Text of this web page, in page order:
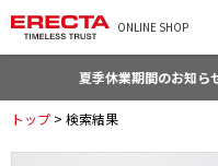
ONLINE SHOP
夏季休業期間のお知ら
トップ > 検索結果